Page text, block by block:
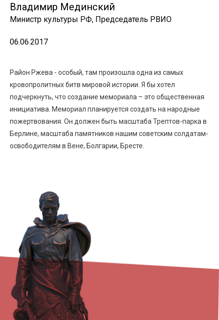
Владимир Мединский
Министр культуры РФ, Председатель РВИО
06.06.2017
Район Ржева - особый, там произошла одна из самых
кровопролитных битв мировой истории. Я бы хотел
подчеркнуть, что создание мемориала – это общественная
инициатива. Мемориал планируется создать на народные
пожертвования. Он должен быть масштаба Трептов-парка в
Берлине, масштаба памятников нашим советским солдатам-
освободителям в Вене, Болгарии, Бресте.